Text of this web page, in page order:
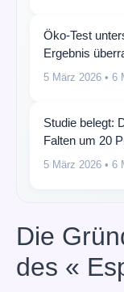
Öko-Test
Ergebnis
5 März 2026 • 6
Studie belegt:
Falten um 20
5 März 2026 • 6
Die
des «